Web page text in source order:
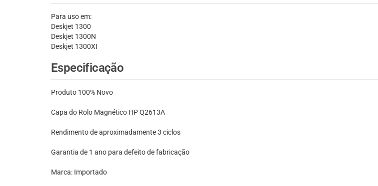
Para uso em:
Deskjet 1300
Deskjet 1300N
Deskjet 1300XI
Especificação
Produto 100% Novo
Capa do Rolo Magnético HP Q2613A
Rendimento de aproximadamente 3 ciclos
Garantia de 1 ano para defeito de fabricação
Marca: Importado